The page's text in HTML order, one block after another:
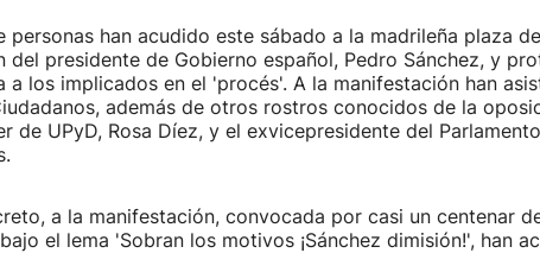
personas han acudido este sábado a la madrileña plaza
del presidente de Gobierno español, Pedro Sánchez, y
a los implicados en el 'procés'. A la manifestación han
además de otros rostros conocidos de la
de UPyD, Rosa Díez, y el exvicepresidente del
a la manifestación, convocada por casi un centenar
el lema 'Sobran los motivos ¡Sánchez dimisión!', han